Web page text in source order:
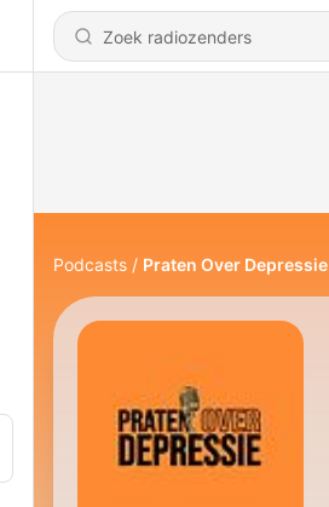
Podcasts Praten Over Depressie